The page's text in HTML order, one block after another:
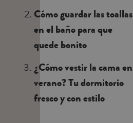
Cómo guardar las toallas
en el baño para que
quede bonito
¿Cómo vestir la cama en
verano? Tu dormitorio
fresco y con estilo